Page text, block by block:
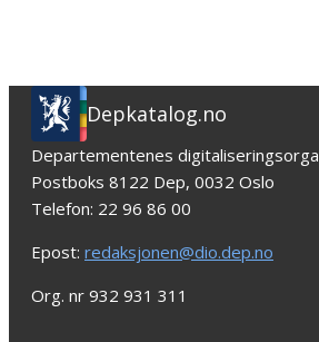
Depkatalog.no
Departementenes
Postboks 8122 Dep, 0032 Oslo
Telefon: 22 96 86 00
Epost: redaksjonen@dio.dep.no
Org. nr 932 931 311